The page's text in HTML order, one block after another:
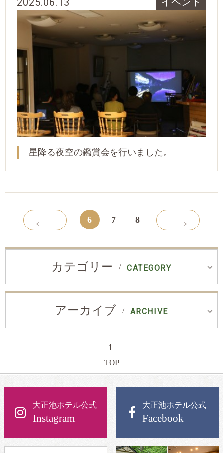
2025.06.13 イベント
星降る夜空の鑑賞会を行いました。
← 6 7 8 →
カテゴリー CATEGORY
アーカイブ ARCHIVE
←
TOP
大正池ホテル公式
Instagram
大正池ホテル公式
Facebook